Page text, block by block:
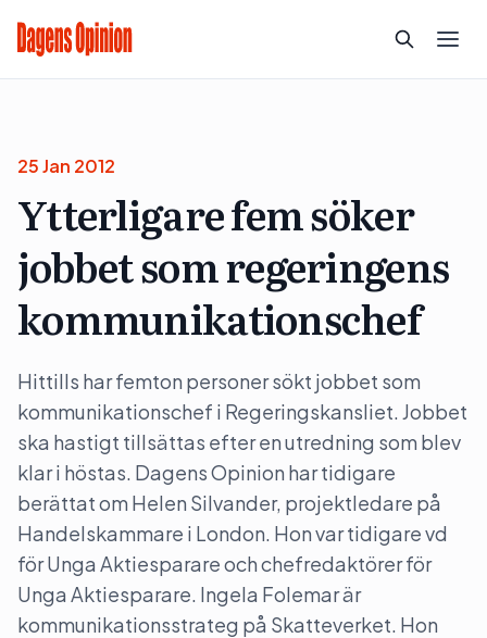
25 Jan 2012
Ytterligare fem söker
jobbet som regeringens
kommunikationschef
Hittills har femton personer sökt jobbet som
kommunikationschef i Regeringskansliet. Jobbet
ska hastigt tillsättas efter en utredning som blev
klar i höstas. Dagens Opinion har tidigare
berättat om Helen Silvander, projektledare på
Handelskammare i London. Hon var tidigare vd
för Unga Aktiesparare och chefredaktörer för
Unga Aktiesparare. Ingela Folemar är
kommunikationsstrateg på Skatteverket. Hon